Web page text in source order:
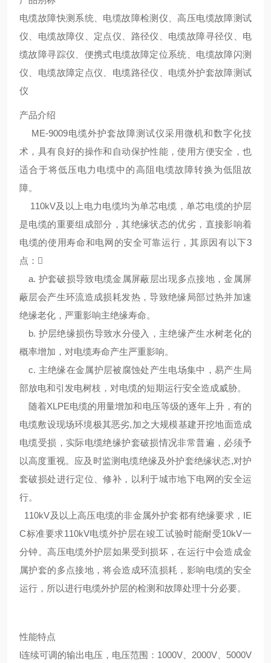
电缆故障快测系统、电缆故障检测仪、高压电缆故障测试
仪、电缆故障仪、定点仪、路径仪、电缆故障寻径仪、电
缆故障寻踪仪、便携式电缆故障定位系统、电缆故障闪测
仪、电缆故障定点仪、电缆路径仪、电缆外护套故障测试
仪
产品介绍
ME-9009电缆外护套故障测试仪采用微机和数字化技
术，具有良好的操作和自动保护性能，使用方便安全， 也
适合于将低压电力电缆中的高阻电缆故障转换为低阻故
障。
110kV及以上电力电缆均为单芯电缆，单芯电缆的护层
是电缆的重要组成部分，其绝缘状态的优劣，直接影响着
电缆的使用寿命和电网的安全可靠运行，其原因有以下3
点：
a. 护套破损导致电缆金属屏蔽层出现多点接地，金属屏
蔽层会产生环流造成损耗发热，导致绝缘局部过热并加速
绝缘老化，严重影响主绝缘寿命。
b. 护层绝缘损伤导致水分侵入，主绝缘产生水树老化的
概率增加，对电缆寿命产生严重影响。
c. 主绝缘在金属护层被腐蚀处产生电场集中，易产生局
部放电和引发电树枝，对电缆的短期运行安全造成威胁。
随着XLPE电缆的用量增加和电压等级的逐年上升，有的
电缆敷设现场环境极其恶劣,加之大规模基建开挖地面造成
电缆受损，实际电缆绝缘护套破损情况非常普遍，必须予
以高度重视。应及时监测电缆绝缘及外护套绝缘状态,对护
套破损处进行定位、修补，以利于城市地下电网的安全运
行。
110kV及以上高压电缆的非金属外护套都有绝缘要求，IE
C标准要求110kV电缆外护层在竣工试验时能耐受10kV一
分钟。高压电缆外护层如果受到损坏，在运行中会造成金
属护套的多点接地，将会造成环流损耗，影响电缆的安全
运行，所以进行电缆外护层的检测和故障处理十分必要。
性能特点
l连续可调的输出电压，电压范围：1000V、2000V、5000V